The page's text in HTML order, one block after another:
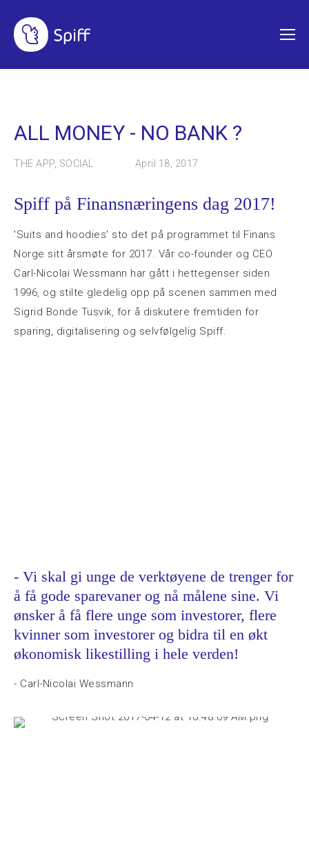
ALL MONEY - NO BANK ?
April 18, 2017
THE APP, SOCIAL
Spiff på Finansnæringens dag 2017!
'Suits and hoodies' sto det på programmet til Finans
Norge sitt årsmøte for 2017. Vår co-founder og CEO
Carl-Nicolai Wessmann har gått i hettegenser siden
1996, og stilte gledelig opp på scenen sammen med
Sigrid Bonde Tusvik, for å diskutere fremtiden for
sparing, digitalisering og selvfølgelig Spiff.
- Vi skal gi unge de verktøyene de trenger for
å få gode sparevaner og nå målene sine. Vi
ønsker å få flere unge som investorer, flere
kvinner som investorer og bidra til en økt
økonomisk likestilling i hele verden!
- Carl-Nicolai Wessmann